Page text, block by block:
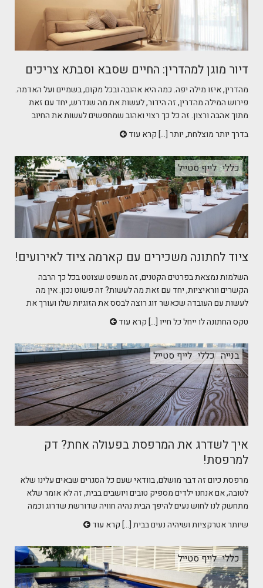
דיור מוגן למהדרין: החיים שסבא וסבתא צריכים
מהדרין, איזו מילה יפה. כמה היא אהובה ובכל מקום, בשמיים ועל האדמה.
פירוש המילה מהדרין, זה הידור, לעשות את מה שנדרש, יחד עם זאת
מתוך אהבה ורצון. זה כל כך רצוי ואהוב שמחפשים לעשות את החיוב
בדרך יותר מוצלחת, יותר [...] קרא עוד
כללי לייף סטייל
ציוד לחתונה משכירים עם קארמה ציוד לאירועים!
השלמות נמצאת בפרטים הקטנים, זה משפט שצוטט בכל כך הרבה
הקשרים ווראיציות, יחד עם זאת מה לעשות? זה פשוט נכון. אין מה
לעשות עם העובדה שכאשר זוג רוצה לבסס את הזוגיות שלו ועורך את
טקס החתונה לו ייחל כל חייו [...] קרא עוד
בנייה כללי לייף סטייל
איך לשדרג את המרפסת בפעולה אחת? דק
למרפסת!
מרפסת כיום זה דבר מושלם, בוודאי שעם כל הסגרים שבאים עלינו שלא
לטובה, אם אנחנו ילדים מספיק טובים ויושבים בבית, זה לא אומר שלא
מתחשק לנו לחוש נעים להיפך הבית נהיה חוויה שדורשת שדרוג וכמה
שיותר אטרקציות ושיהיה נעים בבית [...] קרא עוד
כללי לייף סטייל